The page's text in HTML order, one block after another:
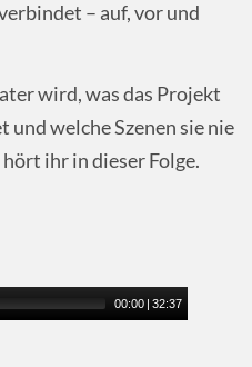
– auf, vor und
wird, was das Projekt
welche Szenen sie nie
ihr in dieser Folge.
00:00 | 32:37